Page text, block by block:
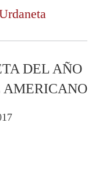
DEL AÑO
AMERICANO